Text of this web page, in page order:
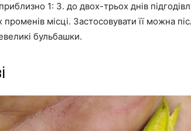
1: 3. до двох-трьох днів
місці. Застосовувати її можна
бульбашки.